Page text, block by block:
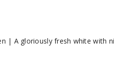
| A gloriously fresh white with